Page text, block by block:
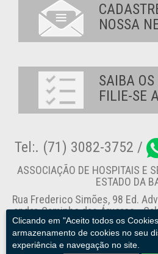
Clicando em "Aceito todos os
armazenamento de cookies no seu
experiência e navegação no site.
NOSSA
SAIBA OS
FILIE-SE
Tel:. (71) 3082-3752 /
ASSOCIAÇÃO DE HOSPITAIS E
ESTADO DA
Rua Frederico Simões, 98 Ed.
andar, Caminho das Árvores -
774
Canal de